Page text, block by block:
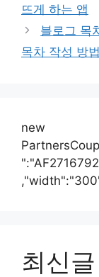
리
뜨게 하는 앱
블로그 목
목차 작성 방법
new
최신글